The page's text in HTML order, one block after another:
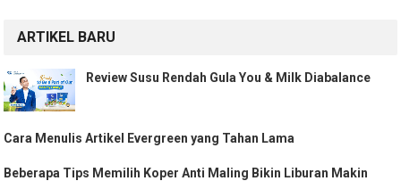
ARTIKEL BARU
Review Susu Rendah Gula You & Milk Diabalance
Cara Menulis Artikel Evergreen yang Tahan Lama
Beberapa Tips Memilih Koper Anti Maling Bikin Liburan Makin